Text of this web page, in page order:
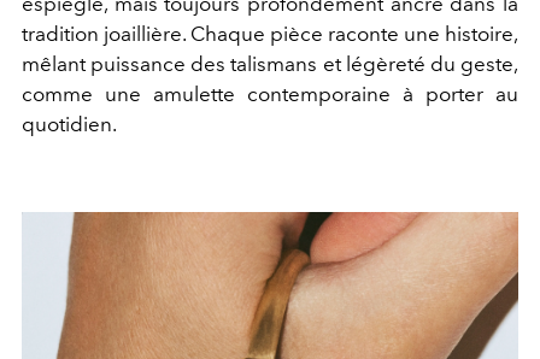
tradition joaillière. Chaque pièce raconte une histoire,
mêlant puissance des talismans et légèreté du geste,
comme une amulette contemporaine à porter au
quotidien.